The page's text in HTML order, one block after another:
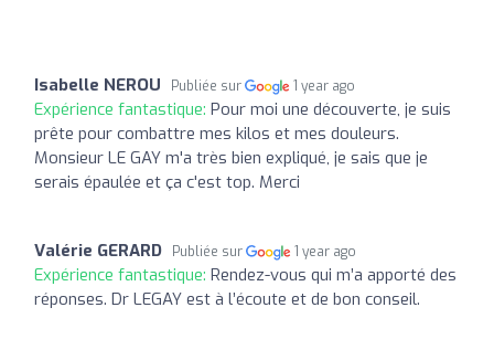
Isabelle NEROU Publiée sur 1 year ago
Expérience fantastique: Pour moi une découverte, je suis
prête pour combattre mes kilos et mes douleurs.
Monsieur LE GAY m'a très bien expliqué, je sais que je
serais épaulée et ça c'est top. Merci
Valérie GERARD Publiée sur 1 year ago
Expérience fantastique: Rendez-vous qui m’a apporté des
réponses. Dr LEGAY est à l’écoute et de bon conseil.